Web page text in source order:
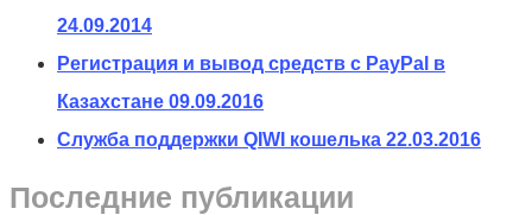
24.09.2014
Регистрация и вывод средств с PayPal в
Казахстане 09.09.2016
Служба поддержки QIWI кошелька 22.03.2016
Последние публикации